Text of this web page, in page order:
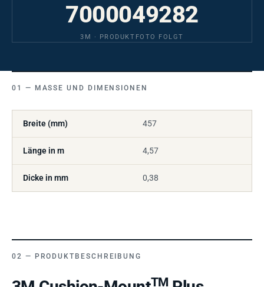
7000049282
3M · PRODUKTFOTO FOLGT
MASSE UND DIMENSIONEN
Breite (mm) 457
Länge in m 4,57
Dicke in mm 0,38
PRODUKTBESCHREIBUNG
TM